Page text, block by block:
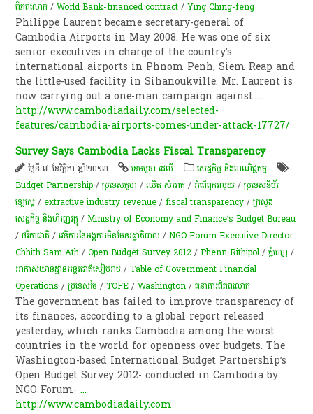
ពិភពលោក /World Bank-financed contract /Ying Ching-feng
Philippe Laurent became secretary-general of
Cambodia Airports in May 2008. He was one of six
senior executives in charge of the country’s
international airports in Phnom Penh, Siem Reap and
the little-used facility in Sihanoukville. Mr. Laurent is
now carrying out a one-man campaign against...
http://www.cambodiadaily.com/selected-
features/cambodia-airports-comes-under-attack-17727/
Survey Says Cambodia Lacks Fiscal Transparency
ថ្ងៃទី ៧ ខែវិច្ឆិកា ឆ្នាំ២០១៣ ខេមបូឌា ដេលី
សេដ្ឋកិច្ច និងពាណិជ្ជកម្ម
Budget Partnership /ប្រទេសភូមា /ឈិត សំអាត /អំពើពុក​រលួយ /ប្រទេស​ទី​ម័រ​
ឡេស្តេ / extractive industry revenue /fiscal transparency /ក្រសួង
សេដ្ឋកិច្ច និងហិរញ្ញវត្ថុ /Ministry of Economy and Finance’s Budget Bureau
/​ថវិកា​ជាតិ​ /វេទិការនៃអង្គការមិនមែនរដ្ឋាភិបាល /NGO Forum Executive Director
Chhith Sam Ath /Open Budget Survey 2012 /Phenn Rithipol /ភ្នំពេញ /
អាកាសយានដ្ឋានអន្តរជាតិសៀមរាប /Table of Government Financial
Operations /ប្រទេសថៃ /TOFE /Washington /ធនាគារពិភពលោក
The government has failed to improve transparency of
its finances, according to a global report released
yesterday, which ranks Cambodia among the worst
countries in the world for openness over budgets. The
Washington-based International Budget Partnership’s
Open Budget Survey 2012- conducted in Cambodia by
NGO Forum-...
http://www.cambodiadaily.com